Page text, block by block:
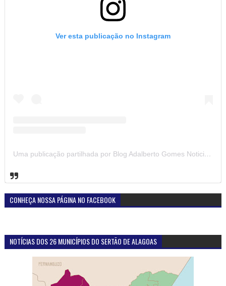
Ver esta publicação no Instagram
Uma publicação partilhada por Blog Adalberto Gomes Noticias (@blogadalbertogomesnoticiass)
CONHEÇA NOSSA PÁGINA NO FACEBOOK
NOTÍCIAS DOS 26 MUNICÍPIOS DO SERTÃO DE ALAGOAS